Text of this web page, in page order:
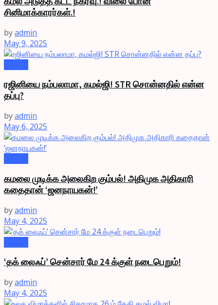
சினிமாக்காரர்கள்.!
byadmin
May 9, 2025
ரஜினியை நம்பலாமா, கமல்ஜி! STR சொன்னதில் என்ன
தப்பு?
byadmin
May 6, 2025
கமலை முடிக்க அலைகிற கும்பல்! அதிமுக அதிகாரி
கதைதான் ‘ஜனநாயகன்!’
byadmin
May 4, 2025
‘தக் லைஃப்’ சென்சார் மே 24 க்குள் நடைபெறும்!
byadmin
May 4, 2025